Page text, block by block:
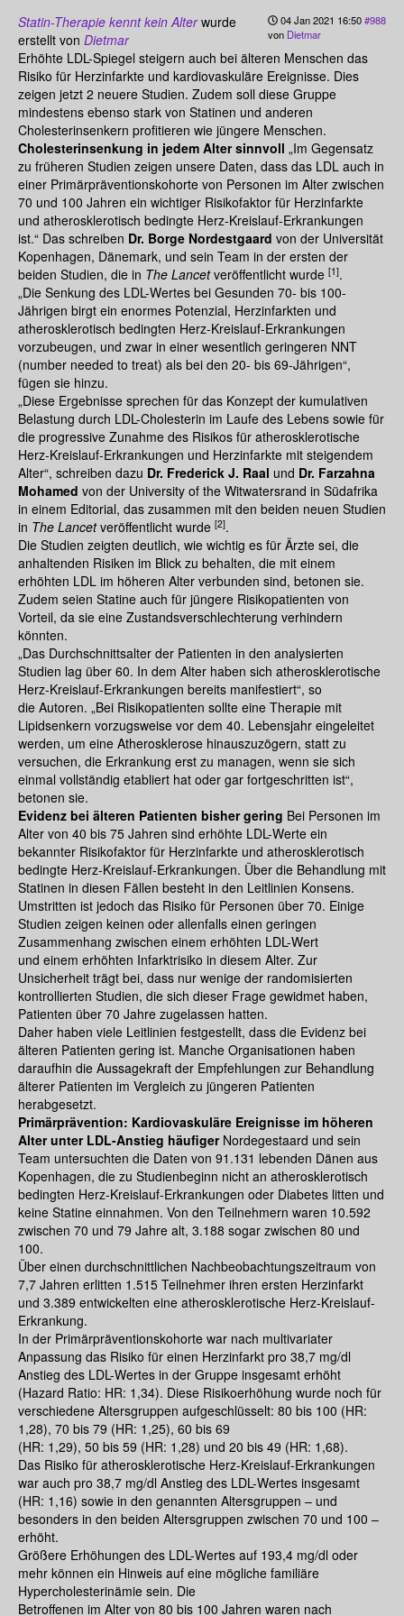
04 Jan 2021 16:50#988
von Dietmar
Statin-Therapie kennt kein Alterwurde
erstellt von Dietmar
Erhöhte LDL-Spiegel steigern auch bei älteren Menschen das
Risiko für Herzinfarkte und kardiovaskuläre Ereignisse. Dies
zeigen jetzt 2 neuere Studien. Zudem soll diese Gruppe
mindestens ebenso stark von Statinen und anderen
Cholesterinsenkern profitieren wie jüngere Menschen.
Cholesterinsenkung in jedem Alter sinnvoll „Im Gegensatz
zu früheren Studien zeigen unsere Daten, dass das LDL auch in
einer Primärpräventionskohorte von Personen im Alter zwischen
70 und 100 Jahren ein wichtiger Risikofaktor für Herzinfarkte
und atherosklerotisch bedingte Herz-Kreislauf-Erkrankungen
ist.“ Das schreiben Dr. Borge Nordestgaard von der Universität
Kopenhagen, Dänemark, und sein Team in der ersten der
beiden Studien, die in The Lancetveröffentlicht wurde [1].
„Die Senkung des LDL-Wertes bei Gesunden 70- bis 100-
Jährigen birgt ein enormes Potenzial, Herzinfarkten und
atherosklerotisch bedingten Herz-Kreislauf-Erkrankungen
vorzubeugen, und zwar in einer wesentlich geringeren NNT
(number needed to treat) als bei den 20- bis 69-Jährigen“,
fügen sie hinzu.
„Diese Ergebnisse sprechen für das Konzept der kumulativen
Belastung durch LDL-Cholesterin im Laufe des Lebens sowie für
die progressive Zunahme des Risikos für atherosklerotische
Herz-Kreislauf-Erkrankungen und Herzinfarkte mit steigendem
Alter“, schreiben dazu Dr. Frederick J. Raal und Dr. Farzahna
Mohamed von der University of the Witwatersrand in Südafrika
in einem Editorial, das zusammen mit den beiden neuen Studien
in The Lancetveröffentlicht wurde [2].
Die Studien zeigten deutlich, wie wichtig es für Ärzte sei, die
anhaltenden Risiken im Blick zu behalten, die mit einem
erhöhten LDL im höheren Alter verbunden sind, betonen sie.
Zudem seien Statine auch für jüngere Risikopatienten von
Vorteil, da sie eine Zustandsverschlechterung verhindern
könnten.
„Das Durchschnittsalter der Patienten in den analysierten
Studien lag über 60. In dem Alter haben sich atherosklerotische
Herz-Kreislauf-Erkrankungen bereits manifestiert“, so
die Autoren. „Bei Risikopatienten sollte eine Therapie mit
Lipidsenkern vorzugsweise vor dem 40. Lebensjahr eingeleitet
werden, um eine Atherosklerose hinauszuzögern, statt zu
versuchen, die Erkrankung erst zu managen, wenn sie sich
einmal vollständig etabliert hat oder gar fortgeschritten ist“,
betonen sie.
Evidenz bei älteren Patienten bisher gering Bei Personen im
Alter von 40 bis 75 Jahren sind erhöhte LDL-Werte ein
bekannter Risikofaktor für Herzinfarkte und atherosklerotisch
bedingte Herz-Kreislauf-Erkrankungen. Über die Behandlung mit
Statinen in diesen Fällen besteht in den Leitlinien Konsens.
Umstritten ist jedoch das Risiko für Personen über 70. Einige
Studien zeigen keinen oder allenfalls einen geringen
Zusammenhang zwischen einem erhöhten LDL-Wert
und einem erhöhten Infarktrisiko in diesem Alter. Zur
Unsicherheit trägt bei, dass nur wenige der randomisierten
kontrollierten Studien, die sich dieser Frage gewidmet haben,
Patienten über 70 Jahre zugelassen hatten.
Daher haben viele Leitlinien festgestellt, dass die Evidenz bei
älteren Patienten gering ist. Manche Organisationen haben
daraufhin die Aussagekraft der Empfehlungen zur Behandlung
älterer Patienten im Vergleich zu jüngeren Patienten
herabgesetzt.
Primärprävention: Kardiovaskuläre Ereignisse im höheren
Alter unter LDL-Anstieg häufigerNordegestaard und sein
Team untersuchten die Daten von 91.131 lebenden Dänen aus
Kopenhagen, die zu Studienbeginn nicht an atherosklerotisch
bedingten Herz-Kreislauf-Erkrankungen oder Diabetes litten und
keine Statine einnahmen. Von den Teilnehmern waren 10.592
zwischen 70 und 79 Jahre alt, 3.188 sogar zwischen 80 und
100.
Über einen durchschnittlichen Nachbeobachtungszeitraum von
7,7 Jahren erlitten 1.515 Teilnehmer ihren ersten Herzinfarkt
und 3.389 entwickelten eine atherosklerotische Herz-Kreislauf-
Erkrankung.
In der Primärpräventionskohorte war nach multivariater
Anpassung das Risiko für einen Herzinfarkt pro 38,7 mg/dl
Anstieg des LDL-Wertes in der Gruppe insgesamt erhöht
(Hazard Ratio: HR: 1,34). Diese Risikoerhöhung wurde noch für
verschiedene Altersgruppen aufgeschlüsselt: 80 bis 100 (HR:
1,28), 70 bis 79 (HR: 1,25), 60 bis 69
(HR: 1,29), 50 bis 59 (HR: 1,28) und 20 bis 49 (HR: 1,68).
Das Risiko für atherosklerotische Herz-Kreislauf-Erkrankungen
war auch pro 38,7 mg/dl Anstieg des LDL-Wertes insgesamt
(HR: 1,16) sowie in den genannten Altersgruppen – und
besonders in den beiden Altersgruppen zwischen 70 und 100 –
erhöht.
Größere Erhöhungen des LDL-Wertes auf 193,4 mg/dl oder
mehr können ein Hinweis auf eine mögliche familiäre
Hypercholesterinämie sein. Die
Betroffenen im Alter von 80 bis 100 Jahren waren nach